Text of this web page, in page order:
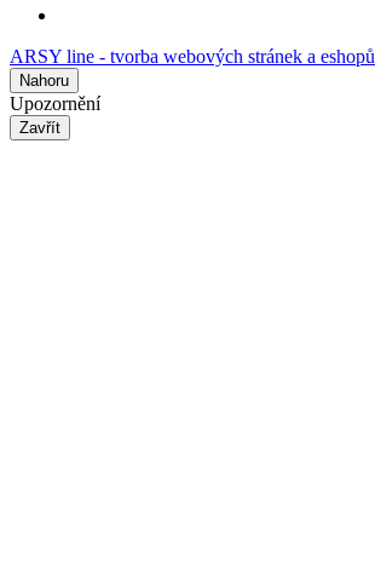
ARSY line - tvorba webových stránek a eshopů
Nahoru
Upozornění
Zavřít